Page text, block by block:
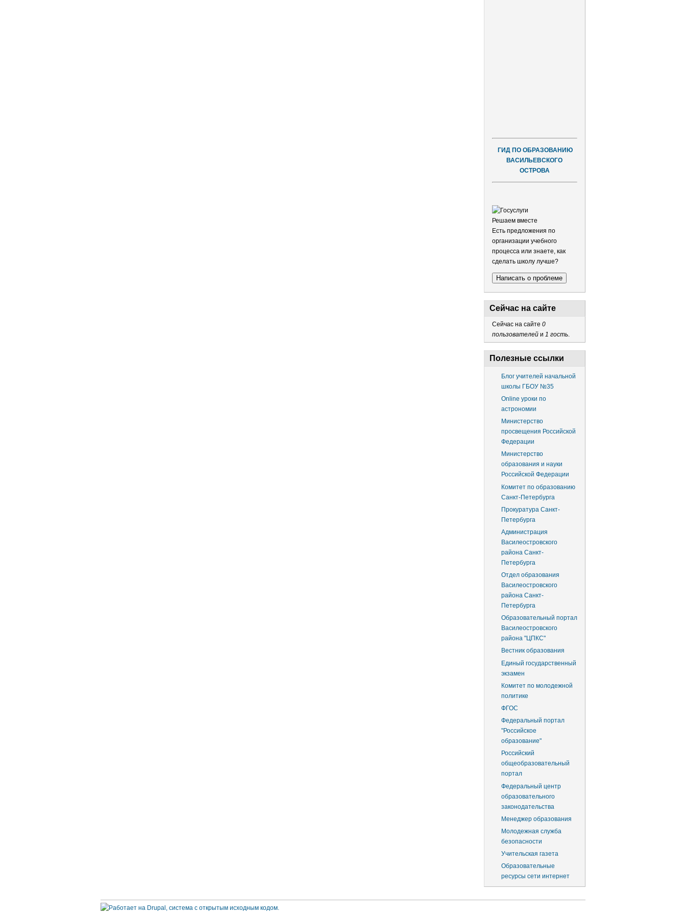
ГИД ПО ОБРАЗОВАНИЮ
ВАСИЛЬЕВСКОГО
ОСТРОВА
Решаем вместе
Есть предложения по
организации учебного
процесса или знаете, как
сделать школу лучше?
Написать о проблеме
Сейчас на сайте
Сейчас на сайте 0
пользователейи 1 гость.
Полезные ссылки
Блог учителей начальной
школы ГБОУ №35
Online уроки по
астрономии
Министерство
просвещения Российской
Федерации
Министерство
образования и науки
Российской Федерации
Комитет по образованию
Санкт-Петербурга
Прокуратура Санкт-
Петербурга
Администрация
Василеостровского
района Санкт-
Петербурга
Отдел образования
Василеостровского
района Санкт-
Петербурга
Образовательный портал
Василеостровского
района "ЦПКС"
Вестник образования
Единый государственный
экзамен
Комитет по молодежной
политике
ФГОС
Федеральный портал
"Российское
образование"
Российский
общеобразовательный
портал
Федеральный центр
образовательного
законодательства
Менеджер образования
Молодежная служба
безопасности
Учительская газета
Образовательные
ресурсы сети интернет